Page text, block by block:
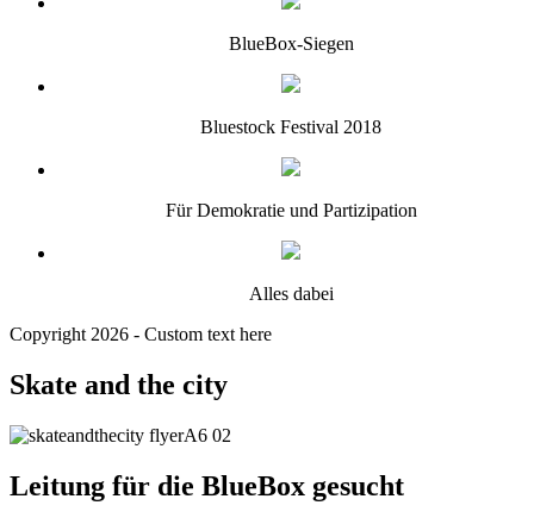
BlueBox-Siegen
Bluestock Festival 2018
Für Demokratie und Partizipation
Alles dabei
Copyright 2026 - Custom text here
Skate and the city
Leitung für die BlueBox gesucht